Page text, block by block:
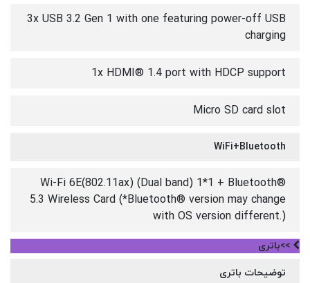
3x USB 3.2 Gen 1 with one featuring power-off USB
charging
1x HDMI® 1.4 port with HDCP support
Micro SD card slot
WiFi+Bluetooth
Wi-Fi 6E(802.11ax) (Dual band) 1*1 + Bluetooth®
5.3 Wireless Card (*Bluetooth® version may change
with OS version different.)
>>باتری
توضیحات باتری